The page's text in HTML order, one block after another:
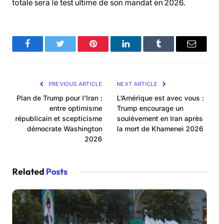
totale sera le test ultime de son mandat en 2026.
FacebookTwitter Pinterest LinkedInTumblr Email
PREVIOUS ARTICLE
Plan de Trump pour l’Iran :
entre optimisme
républicain et scepticisme
démocrate Washington
2026
NEXT ARTICLE
L’Amérique est avec vous :
Trump encourage un
soulèvement en Iran après
la mort de Khamenei 2026
Related Posts